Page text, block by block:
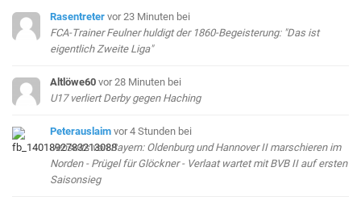
Rasentreter vor 23 Minuten bei
FCA-Trainer Feulner huldigt der 1860-Begeisterung: "Das ist
eigentlich Zweite Liga"
Altlöwe60 vor 28 Minuten bei
U17 verliert Derby gegen Haching
Peterauslaim vor 4 Stunden bei
Jenseits von Bayern: Oldenburg und Hannover II marschieren im
Norden - Prügel für Glöckner - Verlaat wartet mit BVB II auf ersten
Saisonsieg